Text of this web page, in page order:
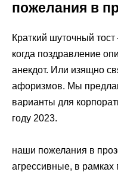
пожелания в
Краткий шуточный
когда поздравление
анекдот. Или изящно
афоризмов. Мы
варианты для
году 2023.
наши пожелания в
агрессивные, в рамках